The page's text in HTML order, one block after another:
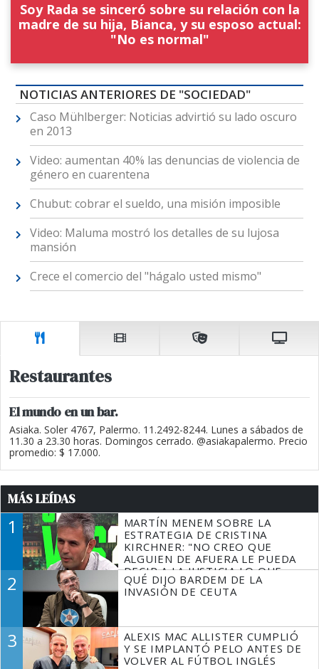
Soy Rada se sinceró sobre su relación con la
madre de su hija, Bianca, y su esposo actual:
"No es normal"
NOTICIAS ANTERIORES DE "SOCIEDAD"
Caso Mühlberger: Noticias advirtió su lado oscuro
en 2013
Video: aumentan 40% las denuncias de violencia de
género en cuarentena
Chubut: cobrar el sueldo, una misión imposible
Video: Maluma mostró los detalles de su lujosa
mansión
Crece el comercio del "hágalo usted mismo"
Restaurantes
El mundo en un bar.
Asiaka. Soler 4767, Palermo. 11.2492-8244. Lunes a sábados de
11.30 a 23.30 horas. Domingos cerrado. @asiakapalermo. Precio
promedio: $ 17.000.
MÁS LEÍDAS
1
MARTÍN MENEM SOBRE LA
ESTRATEGIA DE CRISTINA
KIRCHNER: "NO CREO QUE
ALGUIEN DE AFUERA LE PUEDA
DECIR A LA JUSTICIA LO QUE
TIENE QUE HACER"
2
QUÉ DIJO BARDEM DE LA
INVASIÓN DE CEUTA
3
ALEXIS MAC ALLISTER CUMPLIÓ
Y SE IMPLANTÓ PELO ANTES DE
VOLVER AL FÚTBOL INGLÉS